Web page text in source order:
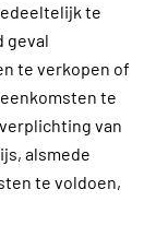
te
geval
te verkopen of
te
van
alsmede
te voldoen,